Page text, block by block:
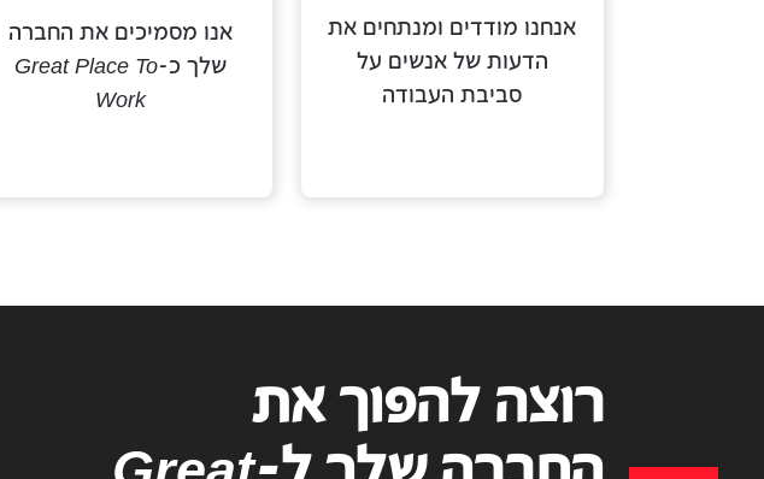
אנחנו מודדים ומנתחים את
הדעות של אנשים על
סביבת העבודה
אנו מסמיכים את החברה
שלך כ-Great Place To
Work
רוצה להפוך את